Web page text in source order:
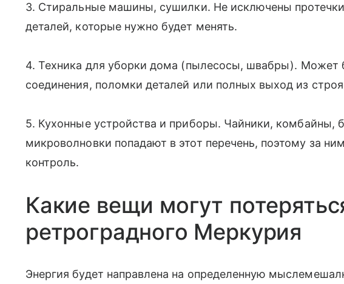
3. Стиральные машины, сушилки. Не исключены
деталей, которые нужно будет менять.
4. Техника для уборки дома (пылесосы, швабры). Может
соединения, поломки деталей или полных выход из
5. Кухонные устройства и приборы. Чайники, комбайны,
микроволновки попадают в этот перечень, поэтому за
контроль.
Какие вещи могут
ретроградного Меркурия
Энергия будет направлена на определенную